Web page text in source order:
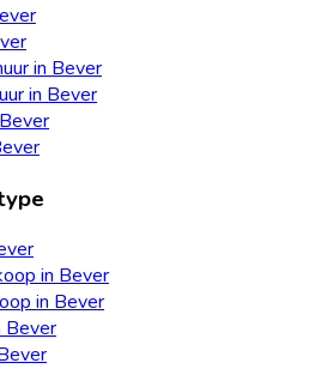
in Bever
in Bever
in Bever
in Bever
Bever